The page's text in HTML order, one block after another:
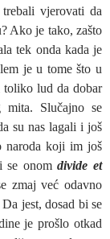
vjerovati da
Ako je tako, zašto
tek onda kada je
je u tome što u
lud da dobar
mita. Slučajno se
su nas lagali i još
naroda koji im još
se onomdivide et
zmaj već odavno
jest, dosad bi se
je prošlo otkad